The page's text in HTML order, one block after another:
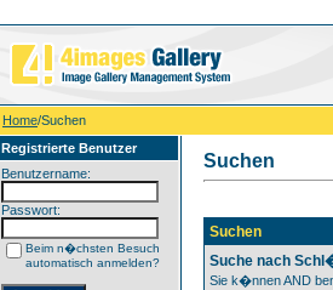
Home/Suchen
Registrierte Benutzer
Benutzername:
Passwort:
Beim n�chsten Besuch
automatisch anmelden?
Suchen
Suchen
Suche nach
Sie k�nnen AND